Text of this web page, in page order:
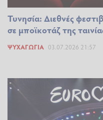
Τυνησία: Διεθνές
σε μποϊκοτάζ της
ΨΥΧΑΓΩΓΊΑ 03.07.2026 21:57